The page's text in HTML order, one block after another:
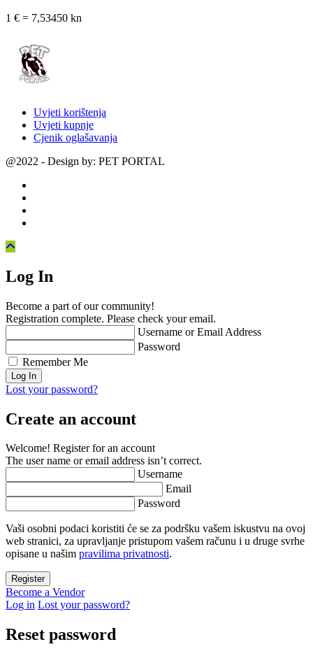
1 € = 7,53450 kn
Uvjeti korištenja
Uvjeti kupnje
Cjenik oglašavanja
@2022 - Design by: PET PORTAL
Log In
Become a part of our community!
Registration complete. Please check your email.
Username or Email Address
Password
Remember Me
Lost your password?
Create an account
Welcome! Register for an account
The user name or email address isn’t correct.
Username
Email
Password
Vaši osobni podaci koristiti će se za podršku vašem iskustvu na ovoj
web stranici, za upravljanje pristupom vašem računu i u druge svrhe
opisane u našim pravilima privatnosti.
Become a Vendor
Log in Lost your password?
Reset password